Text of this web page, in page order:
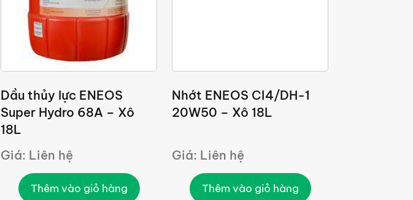
Dầu thủy lực ENEOS
Super Hydro 68A – Xô
18L
Giá: Liên hệ
Thêm vào giỏ hàng
Nhớt ENEOS CI4/DH-1
20W50 – Xô 18L
Giá: Liên hệ
Thêm vào giỏ hàng